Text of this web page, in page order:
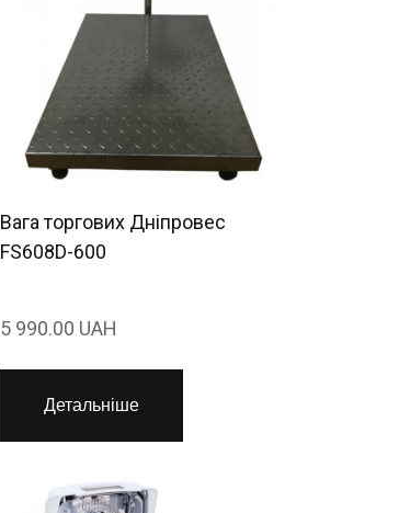
Вага торгових Дніпровес
FS608D-600
5 990.00 UAH
Детальніше